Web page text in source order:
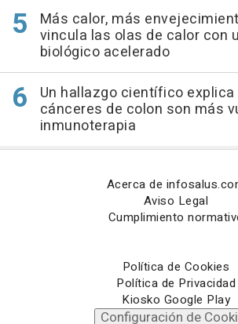
Más calor, más
vincula las olas de calor con
biológico acelerado
Un hallazgo científico
cánceres de colon son más
inmunoterapia
Acerca de
Aviso Legal
Cumplimiento
Política de Cookies
Política de Privacidad
Kiosko Google Play
Configuración de